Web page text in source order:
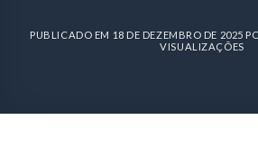
PUBLICADO EM 18 DE DEZEMBRO DE 2025
VISUALIZAÇÕES